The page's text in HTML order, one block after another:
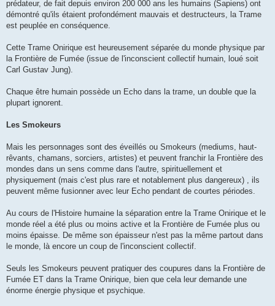
prédateur, de fait depuis environ 200 000 ans les humains (Sapiens) ont
démontré qu'ils étaient profondément mauvais et destructeurs, la Trame
est peuplée en conséquence.
Cette Trame Onirique est heureusement séparée du monde physique par
la Frontière de Fumée (issue de l'inconscient collectif humain, loué soit
Carl Gustav Jung).
Chaque être humain possède un Echo dans la trame, un double que la
plupart ignorent.
Les Smokeurs
Mais les personnages sont des éveillés ou Smokeurs (mediums, haut-
rêvants, chamans, sorciers, artistes) et peuvent franchir la Frontière des
mondes dans un sens comme dans l'autre, spirituellement et
physiquement (mais c'est plus rare et notablement plus dangereux) , ils
peuvent même fusionner avec leur Echo pendant de courtes périodes.
Au cours de l'Histoire humaine la séparation entre la Trame Onirique et le
monde réel a été plus ou moins active et la Frontière de Fumée plus ou
moins épaisse. De même son épaisseur n'est pas la même partout dans
le monde, là encore un coup de l'inconscient collectif.
Seuls les Smokeurs peuvent pratiquer des coupures dans la Frontière de
Fumée ET dans la Trame Onirique, bien que cela leur demande une
énorme énergie physique et psychique.